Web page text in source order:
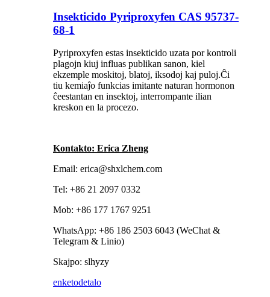
Insekticido Pyriproxyfen CAS 95737-
68-1
Pyriproxyfen estas insekticido uzata por kontroli
plagojn kiuj influas publikan sanon, kiel
ekzemple moskitoj, blatoj, iksodoj kaj puloj.Ĉi
tiu kemiaĵo funkcias imitante naturan hormonon
ĉeestantan en insektoj, interrompante ilian
kreskon en la procezo.
Kontakto: Erica Zheng
Email: erica@shxlchem.com
Tel: +86 21 2097 0332
Mob: +86 177 1767 9251
WhatsApp: +86 186 2503 6043 (WeChat &
Telegram & Linio)
Skajpo: slhyzy
enketodetalo